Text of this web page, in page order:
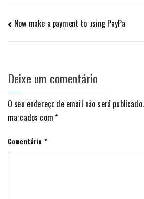
Navegação
de
Now make a payment to using PayPal
Deixe um comentário
O seu endereço de email não será publicado.
marcados com*
Comentário *